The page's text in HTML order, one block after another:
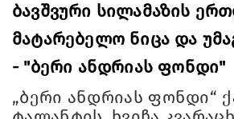
ბავშვური სილამაზის
მატარებელო ნიცა და
- "ბერი ანდრიას ფონდი"
„ბერი ანდრიას ფონდი“